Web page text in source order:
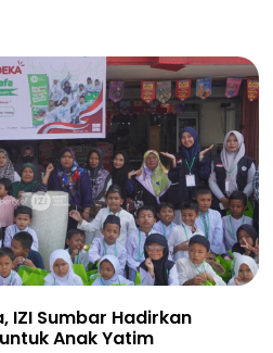
IZI Sumbar Hadirkan
Anak Yatim